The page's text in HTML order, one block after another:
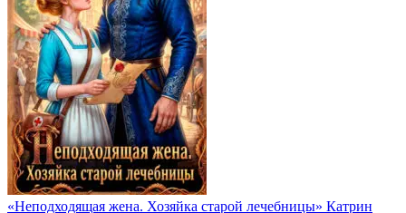
«Неподходящая жена. Хозяйка старой лечебницы» Катрин